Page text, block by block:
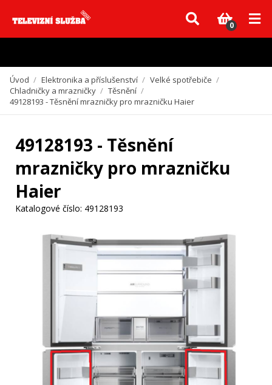
Vzhledem k aktuální situaci se může dodání dílů, které nejsou skladem,
zpozdit. Děkujeme za pochopení.
0
Úvod / Elektronika a příslušenství / Velké spotřebiče /
Chladničky a mrazničky / Těsnění /
49128193 - Těsnění mrazničky pro mrazničku Haier
49128193 - Těsnění
mrazničky pro mrazničku
Haier
Katalogové číslo: 49128193